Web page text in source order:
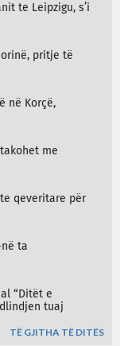
te Leipzigu, s’i
pritje të
në Korçë,
me
qeveritare për
në ta
“Ditët e
tuaj
TË GJITHA TË DITËS